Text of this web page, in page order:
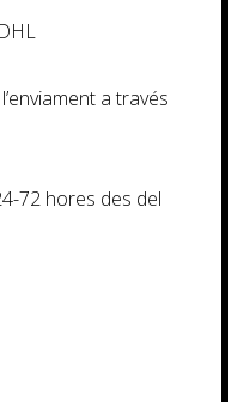
a través
72 hores des del